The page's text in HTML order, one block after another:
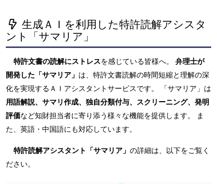
生成ＡＩを利用した特許読解アシスタ
ント「サマリア」
特許文書の読解にストレスを感じている皆様へ。 弁理士が
開発した「サマリア」 は、特許文書読解の時間短縮と理解の深
化を実現するＡＩアシスタントサービスです。 「サマリア」は
用語解説、サマリ作成、独自分類付与、スクリーニング、発明
評価など知財担当者に寄り添う様々な機能を提供します。 ま
た、英語・中国語にも対応しています。
特許読解アシスタント「サマリア」 の詳細は、以下をご覧く
ださい。